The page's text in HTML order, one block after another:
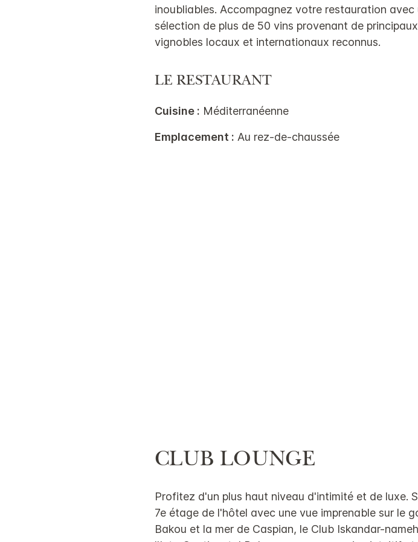
inoubliables. Accompagnez votre restauration avec
sélection de plus de 50 vins provenant de principaux
vignobles locaux et internationaux reconnus.
LE RESTAURANT
Cuisine : Méditerranéenne
Emplacement : Au rez-de-chaussée
CLUB LOUNGE
Profitez d'un plus haut niveau d'intimité et de luxe.
7e étage de l'hôtel avec une vue imprenable sur le
Bakou et la mer de Caspian, le Club Iskandar-